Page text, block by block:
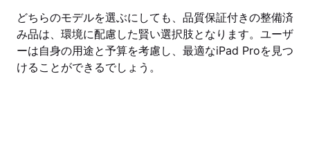
どちらのモデルを選ぶにしても、品質保証付きの整備済
み品は、環境に配慮した賢い選択肢となります。ユーザ
ーは自身の用途と予算を考慮し、最適なiPad Proを見つ
けることができるでしょう。